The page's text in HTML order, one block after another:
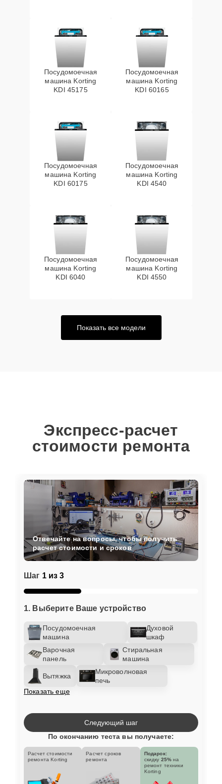
Посудомоечная
машина Korting
KDI 45175
Посудомоечная
машина Korting
KDI 60165
Посудомоечная
машина Korting
KDI 60175
Посудомоечная
машина Korting
KDI 4540
Посудомоечная
машина Korting
KDI 6040
Посудомоечная
машина Korting
KDI 4550
Показать все модели
Экспресс-расчет
стоимости ремонта
Шаг 1 из 3
1. Выберите Ваше устройство
Посудомоечная
машина
Духовой
шкаф
Варочная
панель
Стиральная
машина
Вытяжка
Микроволновая
печь
Показать еще
Отвечайте на вопросы, чтобы получить
расчет стоимости и сроков
Следующий шаг
По окончанию теста вы получаете:
Расчет стоимости
ремонта Korting
Расчет сроков
ремонта
Подарок:
скидку 25% на
ремонт техники
Korting